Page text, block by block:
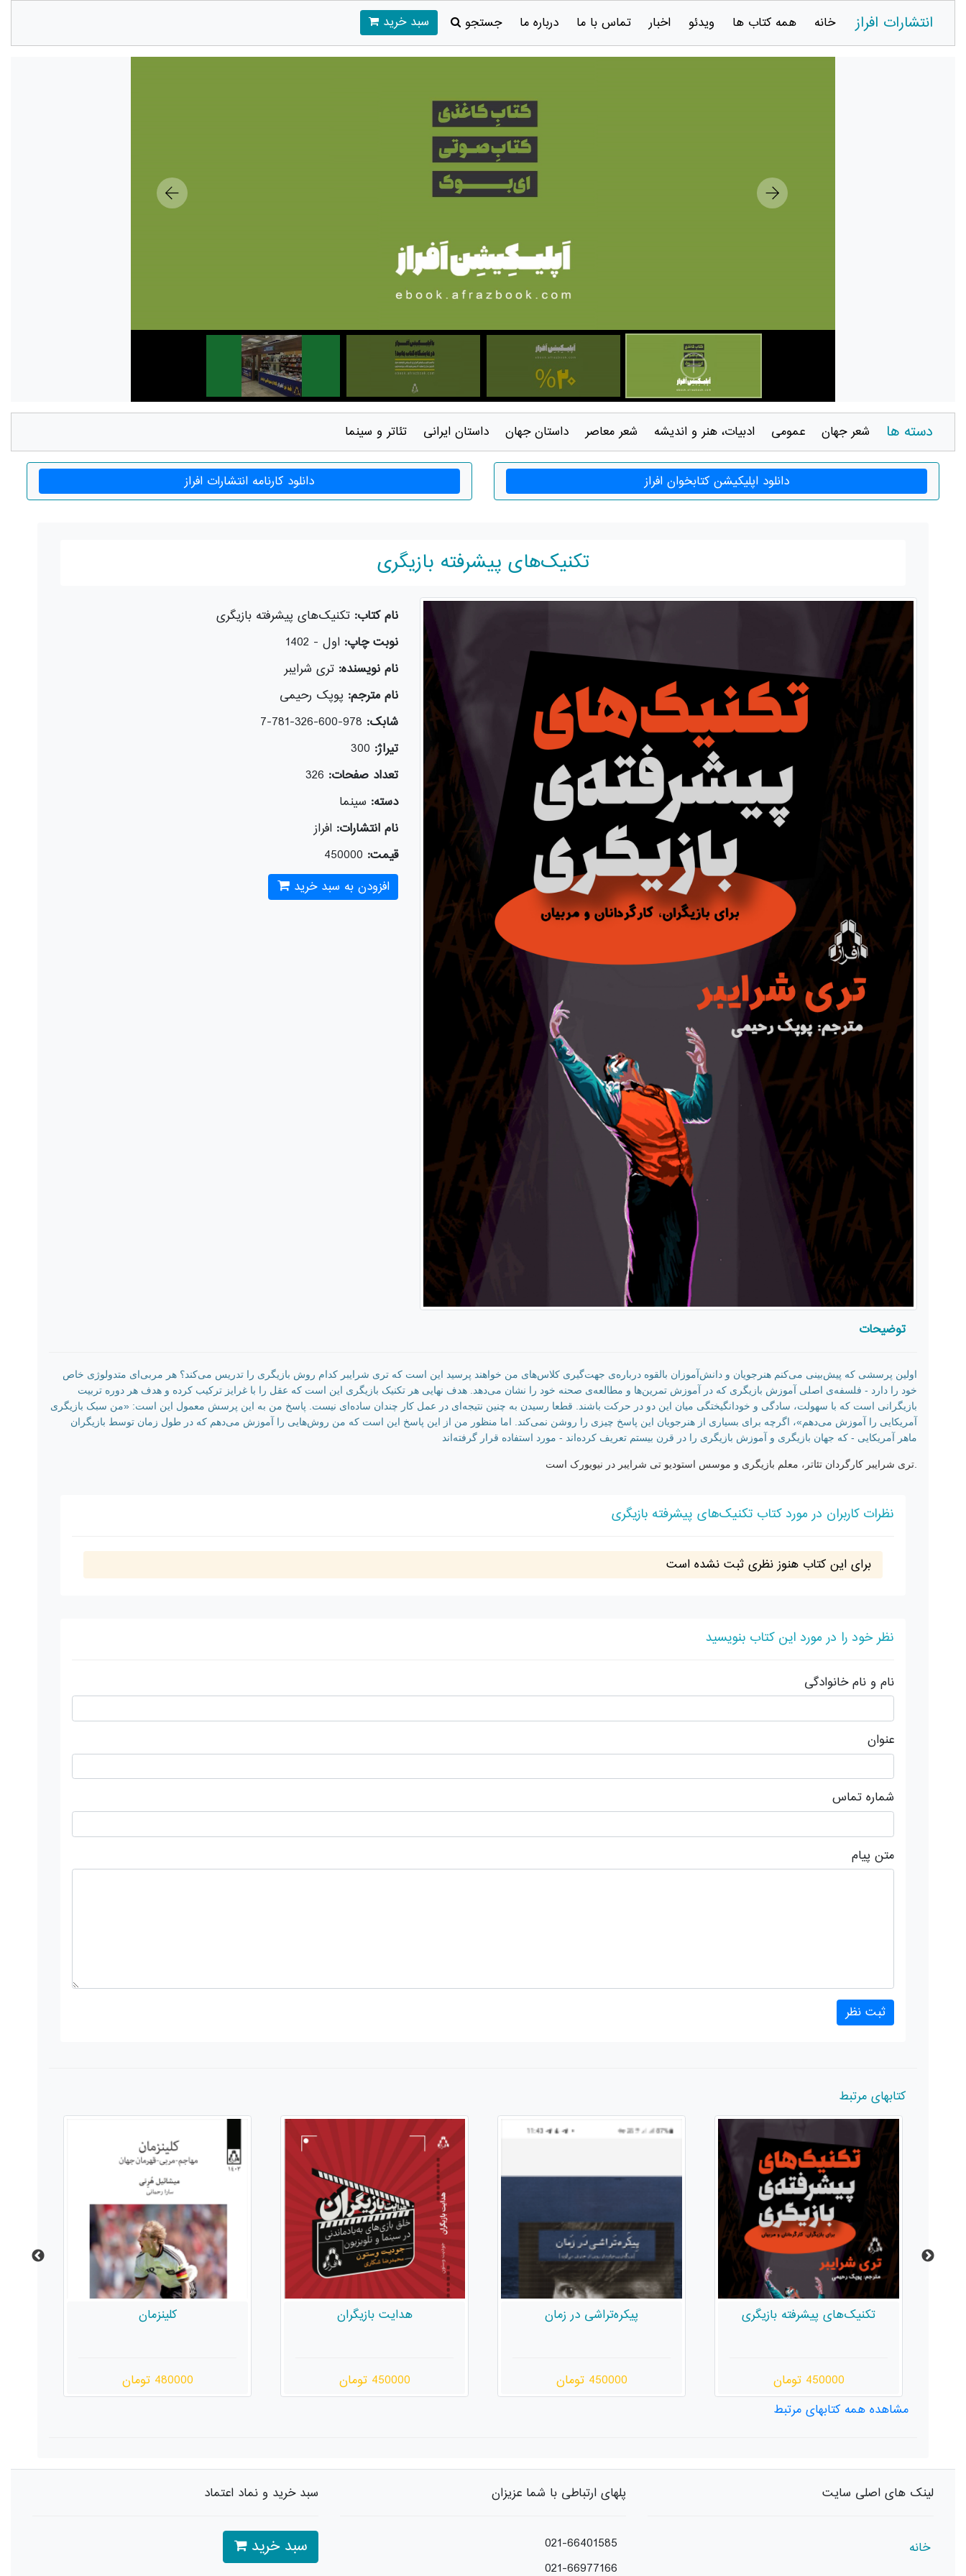
انتشارات افراز خانه همه کتاب ها ویدئو اخبار تماس با ما درباره ما جستجو سبد خرید
دسته ها شعر جهان عمومی ادبيات، هنر و انديشه شعر معاصر داستان جهان داستان ايرانی تئاتر و سينما
دانلود اپلیکیشن کتابخوان افراز دانلود کارنامه انتشارات افراز
تکنیک‌های پیشرفته بازیگری
نام کتاب:تکنیک‌های پیشرفته بازیگری
نوبت چاپ:اول - 1402
نام نویسنده:تری شرایبر
نام مترجم: پوپک رحیمی
شابک: 978-600-326-781-7
تیراژ: 300
تعداد صفحات: 326
دسته: سينما
نام انتشارات:افراز
قیمت: 450000
افزودن به سبد خرید
توضیحات
اولین پرسشی که پیش‌بینی می‌کنم هنرجویان و دانش‌آموزان بالقوه درباره‌ی جهت‌گیری کلاس‌های من خواهند پرسید این است که تری شرایبر کدام روش بازیگری را تدریس می‌کند؟ هر مربی‌ای متدولوژی خاص
خود را دارد - فلسفه‌ی اصلی آموزش بازیگری که در آموزش تمرین‌ها و مطالعه‌ی صحنه خود را نشان می‌دهد. هدف نهایی هر تکنیک بازیگری این است که عقل را با غرایز ترکیب کرده و هدف هر دوره تربیت
بازیگرانی است که با سهولت، سادگی و خودانگیختگی میان این دو در حرکت باشند. قطعا رسیدن به چنین نتیجه‌ای در عمل کار چندان ساده‌ای نیست. پاسخ من به این پرسش معمول این است: «من سبک بازیگری
آمریکایی را آموزش می‌دهم»، اگرچه برای بسیاری از هنرجویان این پاسخ چیزی را روشن نمی‌کند. اما منظور من از این پاسخ این است که من روش‌هایی را آموزش می‌دهم که در طول زمان توسط بازیگران
ماهر آمریکایی - که جهان بازیگری و آموزش بازیگری را در قرن بیستم تعریف کرده‌اند - مورد استفاده قرار گرفته‌اند
.تری شرایبر کارگردان تئاتر، معلم بازیگری و موسس استودیو تی شرایبر در نیویورک است
نظرات کاربران در مورد کتاب تکنیک‌های پیشرفته بازیگری
برای این کتاب هنوز نظری ثبت نشده است
نظر خود را در مورد این کتاب بنویسید
نام و نام خانوادگی
عنوان
شماره تماس
متن پیام
کتابهای مرتبط
شخصیت
480000 تومان
کلینزمان
480000 تومان
هدایت بازیگران
450000 تومان
پیکره‌تراشی در زمان
450000 تومان
مشاهده همه کتابهای مرتبط
لینک های اصلی سایت
خانه
پلهای ارتباطی با شما عزیزان
021-66401585
021-66977166
سبد خرید و نماد اعتماد
سبد خرید